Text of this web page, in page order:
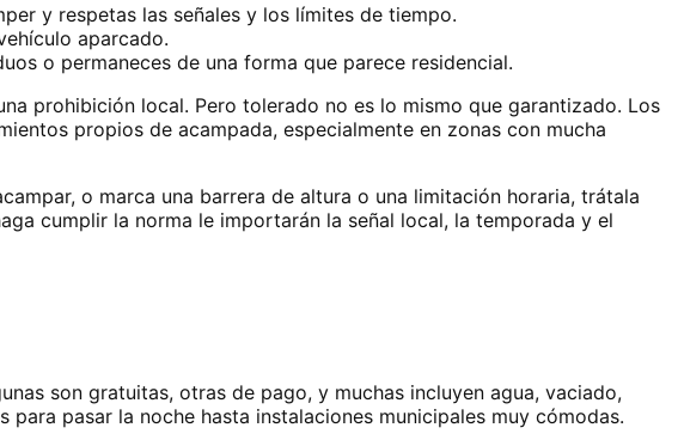
y respetas las señales y los límites de tiempo.
aparcado.
o permaneces de una forma que parece residencial.
prohibición local. Pero tolerado no es lo mismo que garantizado. Los
propios de acampada, especialmente en zonas con mucha
o marca una barrera de altura o una limitación horaria, trátala
cumplir la norma le importarán la señal local, la temporada y el
son gratuitas, otras de pago, y muchas incluyen agua, vaciado,
pasar la noche hasta instalaciones municipales muy cómodas.